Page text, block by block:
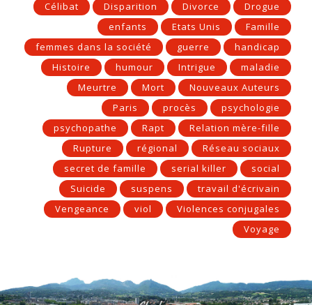
Célibat
Disparition Divorce
Drogue
enfants
Etats Unis
Famille
femmes dans la société
guerre
handicap
Histoire
humour Intrigue
maladie
Meurtre
Mort
Nouveaux Auteurs
Paris
procès
psychologie
psychopathe
Rapt
Relation mère-fille
Rupture
régional
Réseau sociaux
secret de famille
serial killer
social
Suicide
suspens
travail d'écrivain
Vengeance
viol
Violences conjugales
Voyage